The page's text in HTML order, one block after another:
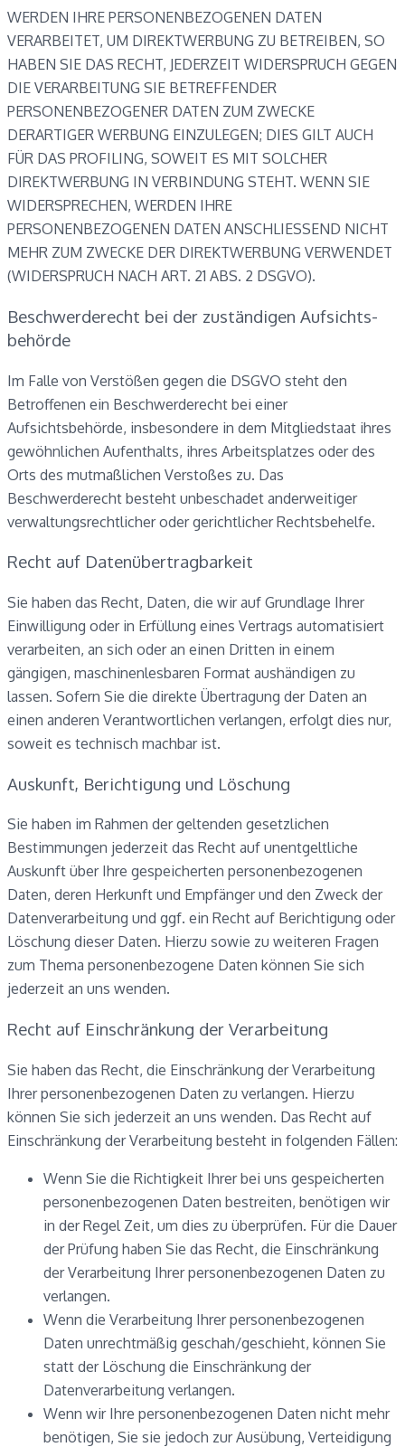
WERDEN IHRE PERSONENBEZOGENEN DATEN
VERARBEITET, UM DIREKTWERBUNG ZU BETREIBEN, SO
HABEN SIE DAS RECHT, JEDERZEIT WIDERSPRUCH GEGEN
DIE VERARBEITUNG SIE BETREFFENDER
PERSONENBEZOGENER DATEN ZUM ZWECKE
DERARTIGER WERBUNG EINZULEGEN; DIES GILT AUCH
FÜR DAS PROFILING, SOWEIT ES MIT SOLCHER
DIREKTWERBUNG IN VERBINDUNG STEHT. WENN SIE
WIDERSPRECHEN, WERDEN IHRE
PERSONENBEZOGENEN DATEN ANSCHLIESSEND NICHT
MEHR ZUM ZWECKE DER DIREKTWERBUNG VERWENDET
(WIDERSPRUCH NACH ART. 21 ABS. 2 DSGVO).
Beschwerde­recht bei der zuständigen Aufsichts­
behörde
Im Falle von Verstößen gegen die DSGVO steht den
Betroffenen ein Beschwerderecht bei einer
Aufsichtsbehörde, insbesondere in dem Mitgliedstaat ihres
gewöhnlichen Aufenthalts, ihres Arbeitsplatzes oder des
Orts des mutmaßlichen Verstoßes zu. Das
Beschwerderecht besteht unbeschadet anderweitiger
verwaltungsrechtlicher oder gerichtlicher Rechtsbehelfe.
Recht auf Daten­übertrag­barkeit
Sie haben das Recht, Daten, die wir auf Grundlage Ihrer
Einwilligung oder in Erfüllung eines Vertrags automatisiert
verarbeiten, an sich oder an einen Dritten in einem
gängigen, maschinenlesbaren Format aushändigen zu
lassen. Sofern Sie die direkte Übertragung der Daten an
einen anderen Verantwortlichen verlangen, erfolgt dies nur,
soweit es technisch machbar ist.
Auskunft, Berichtigung und Löschung
Sie haben im Rahmen der geltenden gesetzlichen
Bestimmungen jederzeit das Recht auf unentgeltliche
Auskunft über Ihre gespeicherten personenbezogenen
Daten, deren Herkunft und Empfänger und den Zweck der
Datenverarbeitung und ggf. ein Recht auf Berichtigung oder
Löschung dieser Daten. Hierzu sowie zu weiteren Fragen
zum Thema personenbezogene Daten können Sie sich
jederzeit an uns wenden.
Recht auf Einschränkung der Verarbeitung
Sie haben das Recht, die Einschränkung der Verarbeitung
Ihrer personenbezogenen Daten zu verlangen. Hierzu
können Sie sich jederzeit an uns wenden. Das Recht auf
Einschränkung der Verarbeitung besteht in folgenden Fällen:
Wenn Sie die Richtigkeit Ihrer bei uns gespeicherten
personenbezogenen Daten bestreiten, benötigen wir
in der Regel Zeit, um dies zu überprüfen. Für die Dauer
der Prüfung haben Sie das Recht, die Einschränkung
der Verarbeitung Ihrer personenbezogenen Daten zu
verlangen.
Wenn die Verarbeitung Ihrer personenbezogenen
Daten unrechtmäßig geschah/geschieht, können Sie
statt der Löschung die Einschränkung der
Datenverarbeitung verlangen.
Wenn wir Ihre personenbezogenen Daten nicht mehr
benötigen, Sie sie jedoch zur Ausübung, Verteidigung